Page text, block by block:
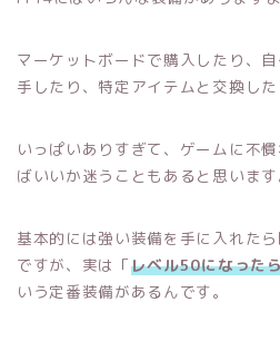
マーケットボードで購入したり、
手したり、特定アイテムと交換した
いっぱいありすぎて、ゲームに不
ばいいか迷うこともあると思います
基本的には強い装備を手に入れた
ですが、実は「レベル50になった
いう定番装備があるんです。